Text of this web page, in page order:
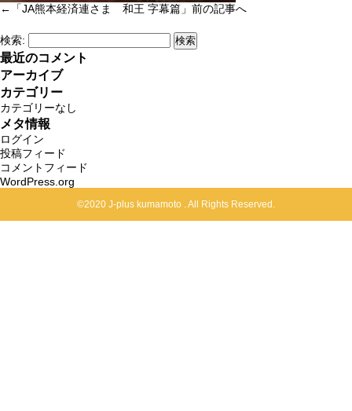
←「JA熊本経済連さま 和王 字幕篇 」前の記事へ
検索:
最近のコメント
アーカイブ
カテゴリー
カテゴリーなし
メタ情報
ログイン
投稿フィード
コメントフィード
WordPress.org
©2020 J-plus kumamoto . All Rights Reserved.